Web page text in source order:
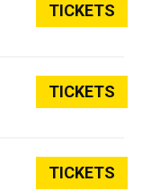
TICKETS
TICKETS
TICKETS